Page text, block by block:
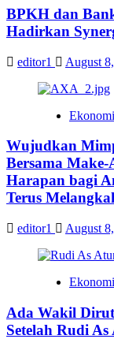
BPKH dan
Hadirkan
editor1 August
Wujudkan
Bersama
Harapan bagi
Terus
editor1 August
Ada Wakil
Setelah Rudi